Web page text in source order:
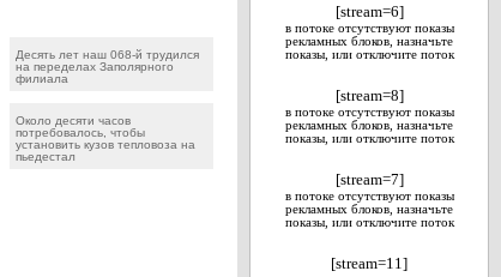
Десять лет наш 068-й трудился
на переделах Заполярного
филиала
Около десяти часов
потребовалось, чтобы
установить кузов тепловоза на
пьедестал
[stream=6]
в потоке отсутствуют показы
рекламных блоков, назначьте
показы, или отключите поток
[stream=8]
в потоке отсутствуют показы
рекламных блоков, назначьте
показы, или отключите поток
[stream=7]
в потоке отсутствуют показы
рекламных блоков, назначьте
показы, или отключите поток
[stream=11]